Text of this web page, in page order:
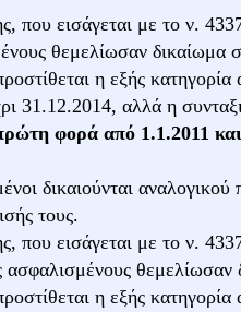
που εισάγεται με το ν.
θεμελίωσαν δικαίωμα
η εξής
31.12.2014, αλλά η
φορά από 1.1.2011
δικαιούνται
τους.
που εισάγεται με το ν.
θεμελίωσαν
η εξής